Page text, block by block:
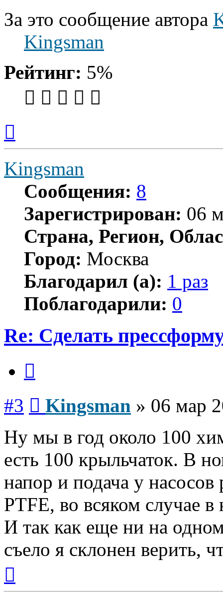
За это сообщение автора
Kingsman
Рейтинг: 5%
началу
Kingsman
Сообщения: 8
Зарегистрирован: 06
Страна, Регион,
Город: Москва
Благодарил (а): 1 раз
Поблагодарили: 0
Re: Сделать
#3 Kingsman » 06 мар
Ну мы в год около 100
есть 100 крыльчаток. В
напор и подача у
PTFE, во всяком случае в
И так как еще ни на
съело я склонен верить,
началу